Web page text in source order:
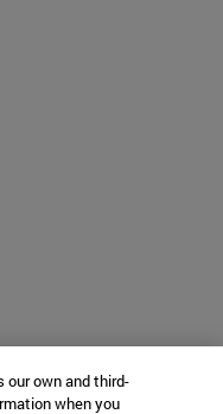
our own and third-
when you